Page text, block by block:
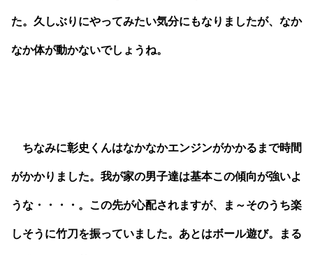
た。久しぶりにやってみたい気分にもなりましたが、なか
なか体が動かないでしょうね。
ちなみに彰史くんはなかなかエンジンがかかるまで時間
がかかりました。我が家の男子達は基本この傾向が強いよ
うな・・・・。この先が心配されますが、ま～そのうち楽
しそうに竹刀を振っていました。あとはボール遊び。まる